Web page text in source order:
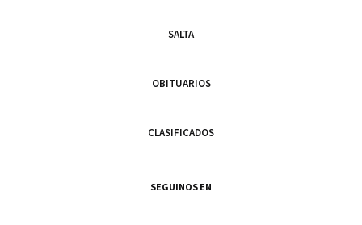
SALTA
OBITUARIOS
CLASIFICADOS
SEGUINOS EN